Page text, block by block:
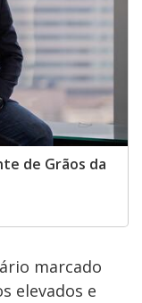
de Grãos da
marcado
elevados e